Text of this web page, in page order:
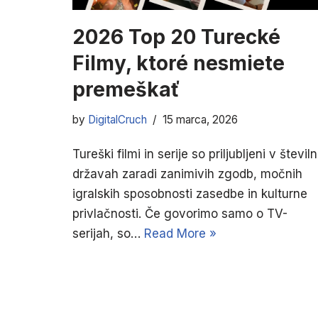
2026 Top 20 Turecké
Filmy, ktoré nesmiete
premeškať
by DigitalCruch 15 marca, 2026
Tureški filmi in serije so priljubljeni v
državah zaradi zanimivih zgodb, močnih
igralskih sposobnosti zasedbe in kulturne
privlačnosti. Če govorimo samo o TV-
serijah, so… Read More »